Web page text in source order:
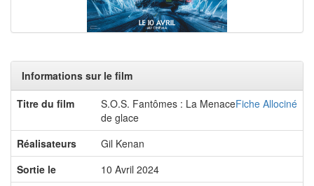
Informations sur le film
Titre du film
Fiche Allociné
S.O.S. Fantômes : La Menace
de glace
Réalisateurs
Gil Kenan
Sortie le
10 Avril 2024